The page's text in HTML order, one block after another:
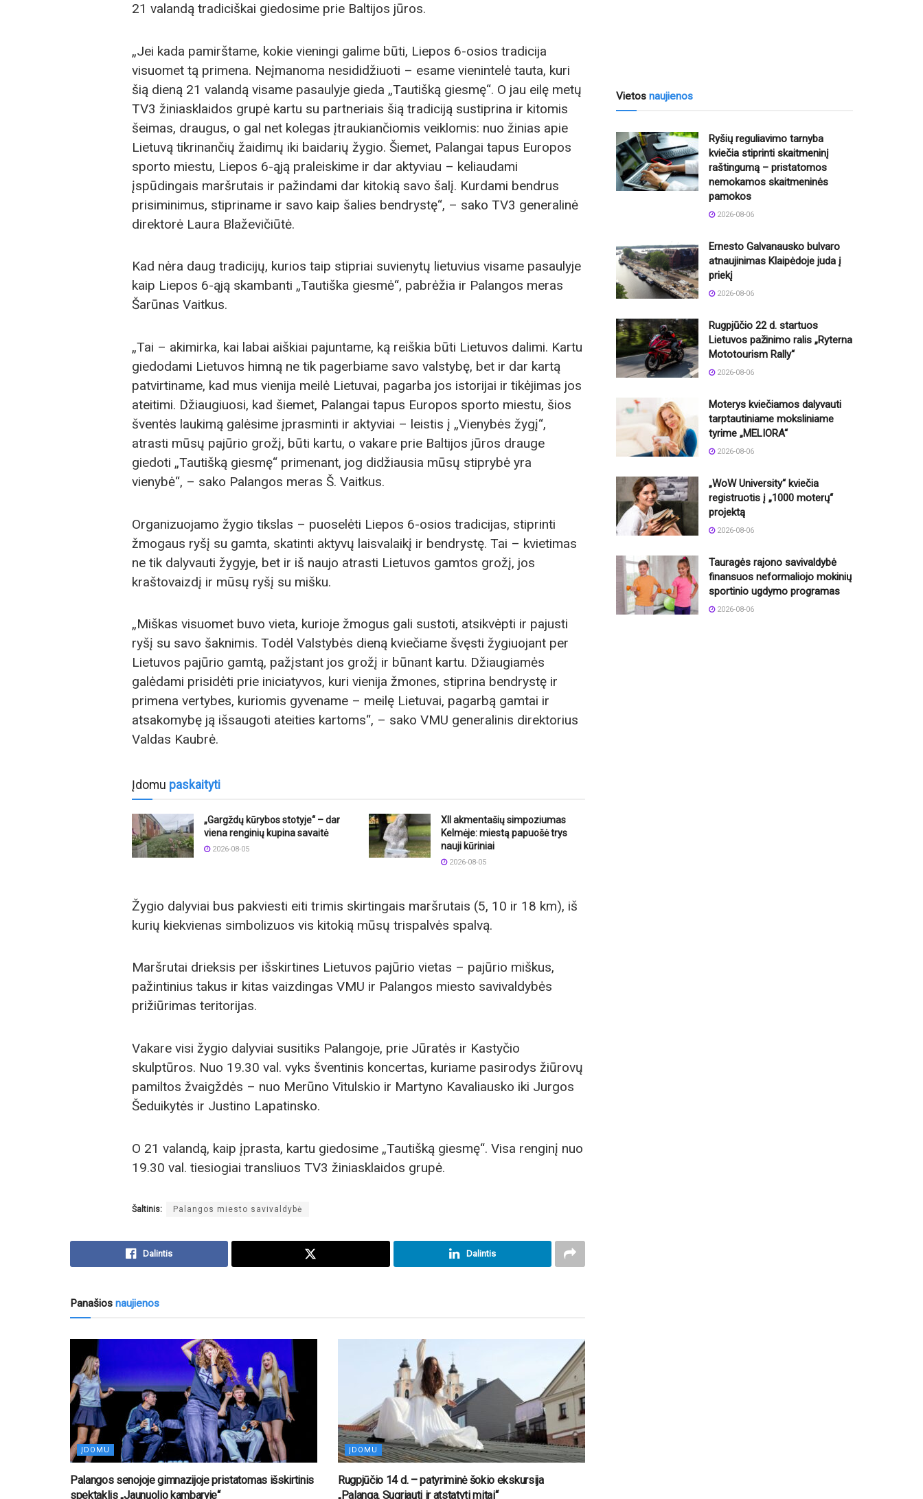
21 valandą tradiciškai giedosime prie Baltijos jūros.
„Jei kada pamirštame, kokie vieningi galime būti, Liepos 6-osios tradicija
visuomet tą primena. Neįmanoma nesididžiuoti – esame vienintelė tauta, kuri
šią dieną 21 valandą visame pasaulyje gieda „Tautišką giesmę“. O jau eilę metų
TV3 žiniasklaidos grupė kartu su partneriais šią tradiciją sustiprina ir kitomis
šeimas, draugus, o gal net kolegas įtraukiančiomis veiklomis: nuo žinias apie
Lietuvą tikrinančių žaidimų iki baidarių žygio. Šiemet, Palangai tapus Europos
sporto miestu, Liepos 6-ąją praleiskime ir dar aktyviau – keliaudami
įspūdingais maršrutais ir pažindami dar kitokią savo šalį. Kurdami bendrus
prisiminimus, stipriname ir savo kaip šalies bendrystę“, – sako TV3 generalinė
direktorė Laura Blaževičiūtė.
Kad nėra daug tradicijų, kurios taip stipriai suvienytų lietuvius visame pasaulyje
kaip Liepos 6-ąją skambanti „Tautiška giesmė“, pabrėžia ir Palangos meras
Šarūnas Vaitkus.
„Tai – akimirka, kai labai aiškiai pajuntame, ką reiškia būti Lietuvos dalimi. Kartu
giedodami Lietuvos himną ne tik pagerbiame savo valstybę, bet ir dar kartą
patvirtiname, kad mus vienija meilė Lietuvai, pagarba jos istorijai ir tikėjimas jos
ateitimi. Džiaugiuosi, kad šiemet, Palangai tapus Europos sporto miestu, šios
šventės laukimą galėsime įprasminti ir aktyviai – leistis į „Vienybės žygį“,
atrasti mūsų pajūrio grožį, būti kartu, o vakare prie Baltijos jūros drauge
giedoti „Tautišką giesmę“ primenant, jog didžiausia mūsų stiprybė yra
vienybė“, – sako Palangos meras Š. Vaitkus.
Organizuojamo žygio tikslas – puoselėti Liepos 6-osios tradicijas, stiprinti
žmogaus ryšį su gamta, skatinti aktyvų laisvalaikį ir bendrystę. Tai – kvietimas
ne tik dalyvauti žygyje, bet ir iš naujo atrasti Lietuvos gamtos grožį, jos
kraštovaizdį ir mūsų ryšį su mišku.
„Miškas visuomet buvo vieta, kurioje žmogus gali sustoti, atsikvėpti ir pajusti
ryšį su savo šaknimis. Todėl Valstybės dieną kviečiame švęsti žygiuojant per
Lietuvos pajūrio gamtą, pažįstant jos grožį ir būnant kartu. Džiaugiamės
galėdami prisidėti prie iniciatyvos, kuri vienija žmones, stiprina bendrystę ir
primena vertybes, kuriomis gyvename – meilę Lietuvai, pagarbą gamtai ir
atsakomybę ją išsaugoti ateities kartoms“, – sako VMU generalinis direktorius
Valdas Kaubrė.
Įdomu paskaityti
„Gargždų kūrybos stotyje“ – dar
viena renginių kupina savaitė
2026-08-05
XII akmentašių simpoziumas
Kelmėje: miestą papuošė trys
nauji kūriniai
2026-08-05
Žygio dalyviai bus pakviesti eiti trimis skirtingais maršrutais (5, 10 ir 18 km), iš
kurių kiekvienas simbolizuos vis kitokią mūsų trispalvės spalvą.
Maršrutai drieksis per išskirtines Lietuvos pajūrio vietas – pajūrio miškus,
pažintinius takus ir kitas vaizdingas VMU ir Palangos miesto savivaldybės
prižiūrimas teritorijas.
Vakare visi žygio dalyviai susitiks Palangoje, prie Jūratės ir Kastyčio
skulptūros. Nuo 19.30 val. vyks šventinis koncertas, kuriame pasirodys žiūrovų
pamiltos žvaigždės – nuo Merūno Vitulskio ir Martyno Kavaliausko iki Jurgos
Šeduikytės ir Justino Lapatinsko.
O 21 valandą, kaip įprasta, kartu giedosime „Tautišką giesmę“. Visa renginį nuo
19.30 val. tiesiogiai transliuos TV3 žiniasklaidos grupė.
Šaltinis: Palangos miesto savivaldybė
Dalintis Dalintis
Panašios naujienos
ĮDOMU
Palangos senojoje gimnazijoje pristatomas išskirtinis
spektaklis „Jaunuolio kambaryje“
ĮDOMU
Rugpjūčio 14 d. – patyriminė šokio ekskursija
„Palanga. Sugriauti ir atstatyti mitai“
Vietos naujienos
Ryšių reguliavimo tarnyba
kviečia stiprinti skaitmeninį
raštingumą – pristatomos
nemokamos skaitmeninės
pamokos
2026-08-06
Ernesto Galvanausko bulvaro
atnaujinimas Klaipėdoje juda į
priekį
2026-08-06
Rugpjūčio 22 d. startuos
Lietuvos pažinimo ralis „Ryterna
Mototourism Rally“
2026-08-06
Moterys kviečiamos dalyvauti
tarptautiniame moksliniame
tyrime „MELIORA“
2026-08-06
„WoW University“ kviečia
registruotis į „1000 moterų“
projektą
2026-08-06
Tauragės rajono savivaldybė
finansuos neformaliojo mokinių
sportinio ugdymo programas
2026-08-06